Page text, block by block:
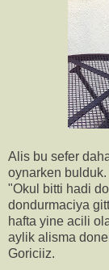
Alis bu sefer
oynarken
"Okul bitti hadi
dondurmaciya
hafta yine acili
aylik alisma
Goriciiz.